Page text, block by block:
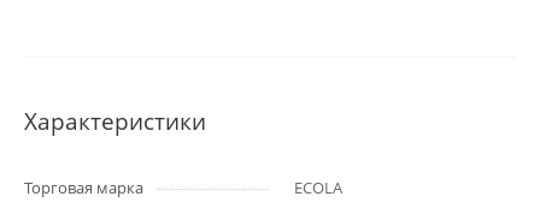
Характеристики
Торговая марка
ECOLA